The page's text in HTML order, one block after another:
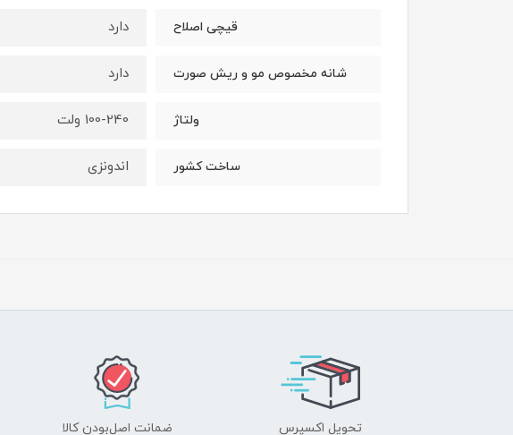
قیچی اصلاح دارد
شانه مخصوص مو و ریش صورت دارد
ولتاژ 100-240 ولت
ساخت کشور اندونزی
تحویل اکسپرس ضمانت اصل‌بودن کالا